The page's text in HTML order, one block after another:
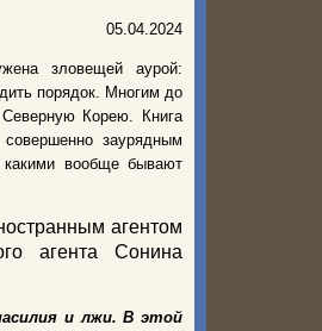
05.04.2024
зловещей аурой:
порядок. Многим до
Корею. Книга
заурядным
вообще бывают
агентом
агента Сонина
и лжи. В этой